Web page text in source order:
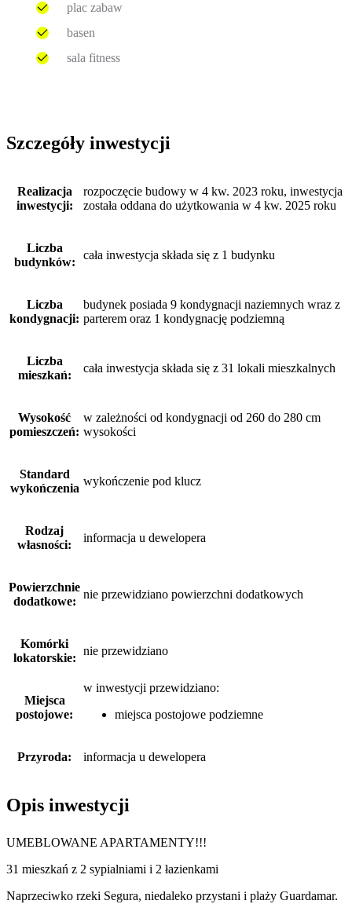
plac zabaw
basen
sala fitness
Szczegóły inwestycji
Realizacja
inwestycji:
rozpoczęcie budowy w 4 kw. 2023 roku, inwestycja
została oddana do użytkowania w 4 kw. 2025 roku
Liczba
budynków:
cała inwestycja składa się z 1 budynku
Liczba
kondygnacji:
budynek posiada 9 kondygnacji naziemnych wraz z
parterem oraz 1 kondygnację podziemną
Liczba
mieszkań:
cała inwestycja składa się z 31 lokali mieszkalnych
Wysokość
pomieszczeń:
w zależności od kondygnacji od 260 do 280 cm
wysokości
Standard
wykończenia
wykończenie pod klucz
Rodzaj
własności:
informacja u dewelopera
Powierzchnie
dodatkowe:
nie przewidziano powierzchni dodatkowych
Komórki
lokatorskie:
nie przewidziano
Miejsca
postojowe:
w inwestycji przewidziano:
miejsca postojowe podziemne
Przyroda: informacja u dewelopera
Opis inwestycji
UMEBLOWANE APARTAMENTY!!!
31 mieszkań z 2 sypialniami i 2 łazienkami
Naprzeciwko rzeki Segura, niedaleko przystani i plaży Guardamar.